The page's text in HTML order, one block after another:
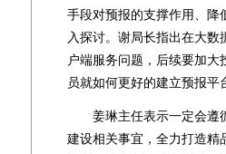
手段对预报的支撑作用、降
入探讨。谢局长指出在大
户端服务问题，后续要加
员就如何更好的建立预报平
姜琳主任表示一定会遵循
建设相关事宜，全力打造精